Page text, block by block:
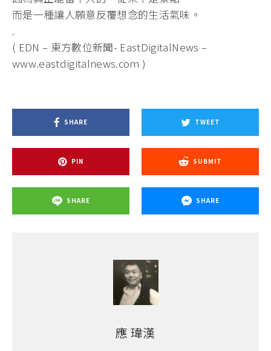
而是一種讓人願意反覆想念的生活氣味。
.
( EDN – 東方數位新聞- EastDigitalNews –
www.eastdigitalnews.com )
SHARE TWEET
PIN SUBMIT
SHARE SHARE
應 瑋漢